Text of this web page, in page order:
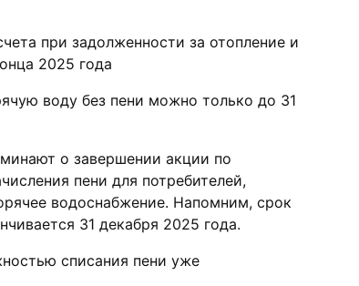
при задолженности за отопление и
2025 года
воду без пени можно только до 31
о завершении акции по
пени для потребителей,
водоснабжение. Напомним, срок
31 декабря 2025 года.
списания пени уже